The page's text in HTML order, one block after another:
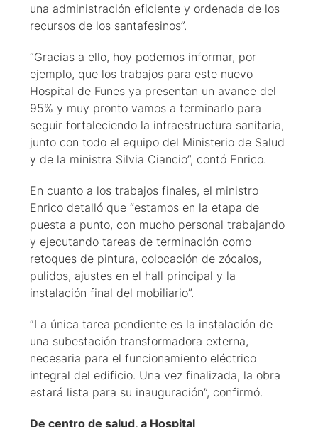
una administración eficiente y ordenada de los
recursos de los santafesinos”.
“Gracias a ello, hoy podemos informar, por
ejemplo, que los trabajos para este nuevo
Hospital de Funes ya presentan un avance del
95% y muy pronto vamos a terminarlo para
seguir fortaleciendo la infraestructura sanitaria,
junto con todo el equipo del Ministerio de Salud
y de la ministra Silvia Ciancio”, contó Enrico.
En cuanto a los trabajos finales, el ministro
Enrico detalló que “estamos en la etapa de
puesta a punto, con mucho personal trabajando
y ejecutando tareas de terminación como
retoques de pintura, colocación de zócalos,
pulidos, ajustes en el hall principal y la
instalación final del mobiliario”.
“La única tarea pendiente es la instalación de
una subestación transformadora externa,
necesaria para el funcionamiento eléctrico
integral del edificio. Una vez finalizada, la obra
estará lista para su inauguración”, confirmó.
De centro de salud, a Hospital